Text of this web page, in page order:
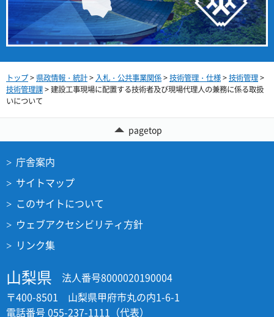
トップ> 県政情報・統計> 入札・公共事業関係>技術管理・仕様>技術管理>
技術管理課> 建設工事現場に配置する技術者及び現場代理人の兼務に係る取扱
いについて
pagetop
庁舎案内
サイトマップ
このサイトについて
ウェブアクセシビリティ方針
リンク集
山梨県
法人番号8000020190004
〒400-8501 山梨県甲府市丸の内1-6-1
電話番号 055-237-1111（代表）